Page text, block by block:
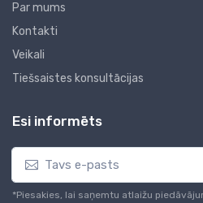
Par mums
Kontakti
Veikali
Tiešsaistes konsultācijas
Esi informēts
*Piesakies, lai saņemtu atlaižu